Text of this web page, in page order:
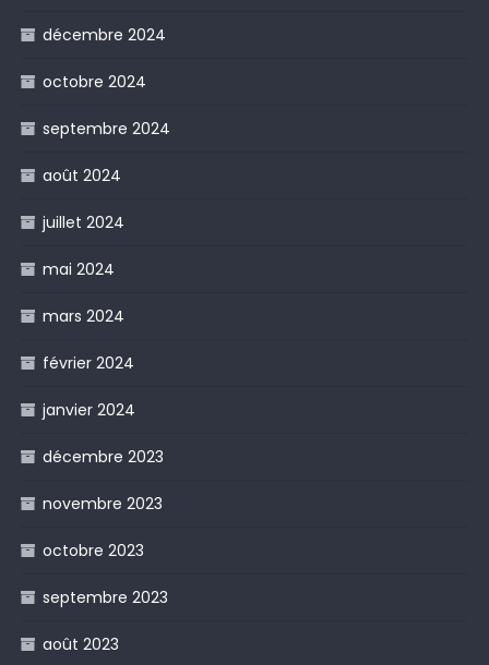
décembre 2024
octobre 2024
septembre 2024
août 2024
juillet 2024
mai 2024
mars 2024
février 2024
janvier 2024
décembre 2023
novembre 2023
octobre 2023
septembre 2023
août 2023